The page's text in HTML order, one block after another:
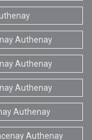
Authenay
Authenay
Authenay
Authenay
Authenay